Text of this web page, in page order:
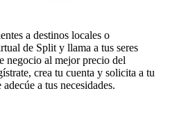
a destinos locales o
de Split y llama a tus seres
negocio al mejor precio del
crea tu cuenta y solicita a tu
a tus necesidades.